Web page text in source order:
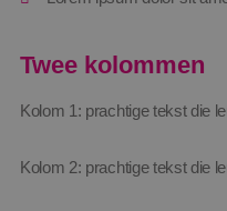
Twee kolommen
Kolom 1: prachtige tekst die
Kolom 2: prachtige tekst die